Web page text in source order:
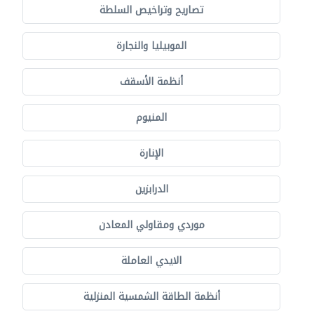
تصاريح وتراخيص السلطة
الموبيليا والنجارة
أنظمة الأسقف
المنيوم
الإنارة
الدرابزين
موردي ومقاولي المعادن
الايدي العاملة
أنظمة الطاقة الشمسية المنزلية